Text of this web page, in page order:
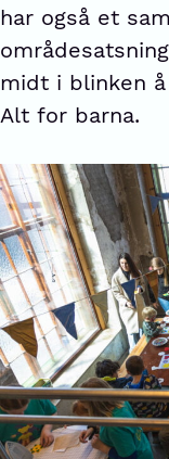
har også et
midt i blinken
Alt for barna.